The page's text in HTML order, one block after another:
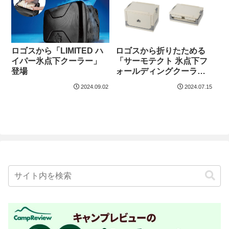
ロゴスから「LIMITED ハ
イパー氷点下クーラー」
登場
2024.09.02
ロゴスから折りたためる
「サーモテクト 氷点下フ
ォールディングクーラー
2024.07.15